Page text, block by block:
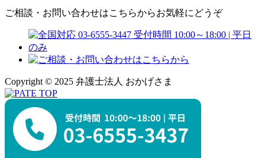
ご相談・お問い合わせはこちらからお気軽にどうぞ
Copyright © 2025 弁護士法人 おかげさま